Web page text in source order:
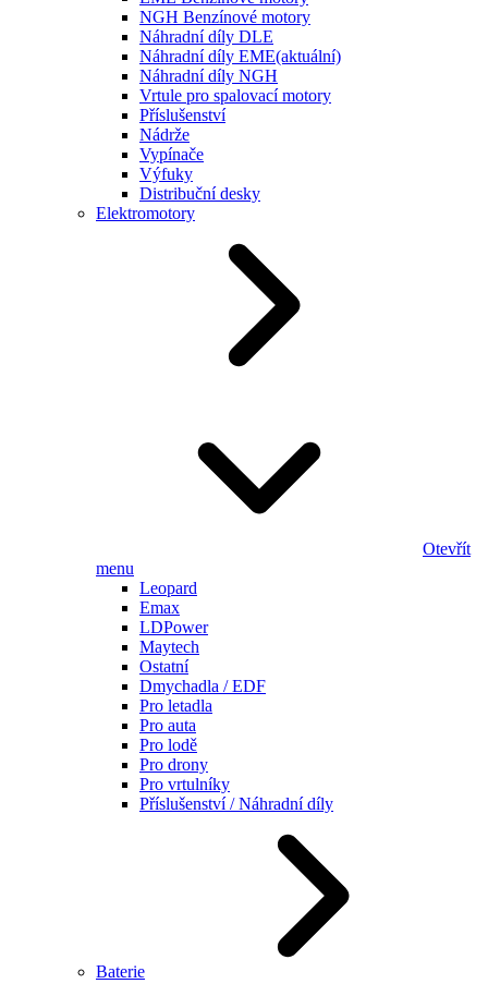
NGH Benzínové motory
Náhradní díly DLE
Náhradní díly EME(aktuální)
Náhradní díly NGH
Vrtule pro spalovací motory
Příslušenství
Nádrže
Vypínače
Výfuky
Distribuční desky
Elektromotory
Otevřít
menu
Leopard
Emax
LDPower
Maytech
Ostatní
Dmychadla / EDF
Pro letadla
Pro auta
Pro lodě
Pro drony
Pro vrtulníky
Příslušenství / Náhradní díly
Baterie